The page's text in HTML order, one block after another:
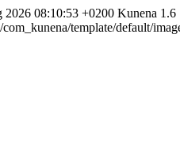
2026 08:10:53 +0200 Kunena 1.6
template/default/